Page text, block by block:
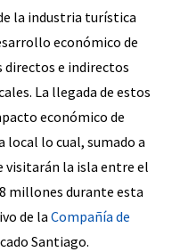
la industria turística
económico de
directos e indirectos
La llegada de estos
económico de
local lo cual, sumado a
visitarán la isla entre el
millones durante esta
de la Compañía de
Santiago.